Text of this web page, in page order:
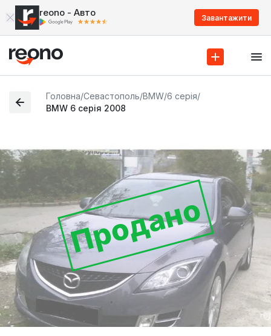
reono - Авто Завантажити
Головна/Севастополь/BMW/6 серія/
BMW 6 серія 2008
Продано